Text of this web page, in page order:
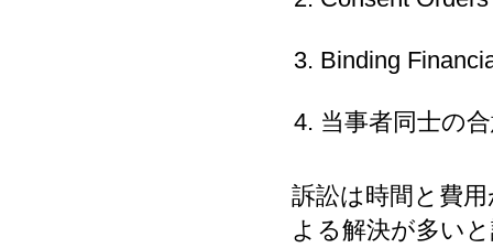
Binding
当事者同士の
訴訟は時間と費
よる解決が多い